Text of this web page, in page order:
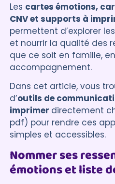
Les cartes émotions,
CNV et supports à
permettent d’explorer
et nourrir la qualité des
que ce soit en famille,
accompagnement.
Dans cet article, vous
d’outils de
imprimer directement
pdf) pour rendre ces
simples et accessibles.
Nommer ses
émotions et liste